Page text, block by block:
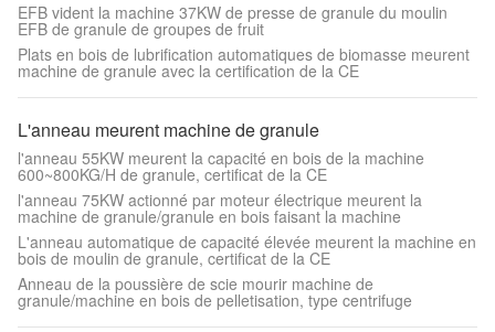
EFB vident la machine 37KW de presse de granule du moulin
EFB de granule de groupes de fruit
Plats en bois de lubrification automatiques de biomasse meurent
machine de granule avec la certification de la CE
L'anneau meurent machine de granule
l'anneau 55KW meurent la capacité en bois de la machine
600~800KG/H de granule, certificat de la CE
l'anneau 75KW actionné par moteur électrique meurent la
machine de granule/granule en bois faisant la machine
L'anneau automatique de capacité élevée meurent la machine en
bois de moulin de granule, certificat de la CE
Anneau de la poussière de scie mourir machine de
granule/machine en bois de pelletisation, type centrifuge